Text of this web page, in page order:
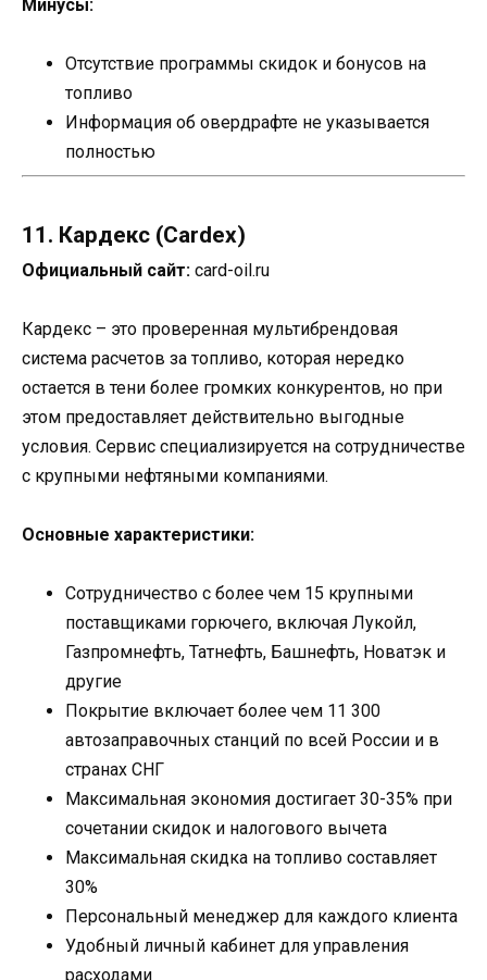
Минусы:
Отсутствие программы скидок и бонусов на
топливо
Информация об овердрафте не указывается
полностью
11. Кардекс (Cardex)
Официальный сайт: card-oil.ru
Кардекс – это проверенная мультибрендовая
система расчетов за топливо, которая нередко
остается в тени более громких конкурентов, но при
этом предоставляет действительно выгодные
условия. Сервис специализируется на сотрудничестве
с крупными нефтяными компаниями.
Основные характеристики:
Сотрудничество с более чем 15 крупными
поставщиками горючего, включая Лукойл,
Газпромнефть, Татнефть, Башнефть, Новатэк и
другие
Покрытие включает более чем 11 300
автозаправочных станций по всей России и в
странах СНГ
Максимальная экономия достигает 30-35% при
сочетании скидок и налогового вычета
Максимальная скидка на топливо составляет
30%
Персональный менеджер для каждого клиента
Удобный личный кабинет для управления
расходами